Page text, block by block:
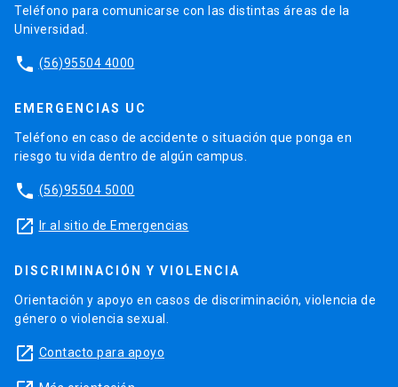
Teléfono para comunicarse con las distintas áreas de la
Universidad.
phone (56)95504 4000
EMERGENCIAS UC
Teléfono en caso de accidente o situación que ponga en
riesgo tu vida dentro de algún campus.
phone (56)95504 5000
launch Ir al sitio de Emergencias
DISCRIMINACIÓN Y VIOLENCIA
Orientación y apoyo en casos de discriminación, violencia de
género o violencia sexual.
launch Contacto para apoyo